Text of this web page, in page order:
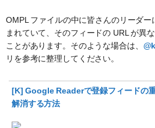
OMPL ファイルの中に皆さんのリーダ
まれていて、そのフィードの URL が異
ことがあります。そのような場合は、
リを参考に整理してください。
[K] Google Readerで登録フィードの
解消する方法